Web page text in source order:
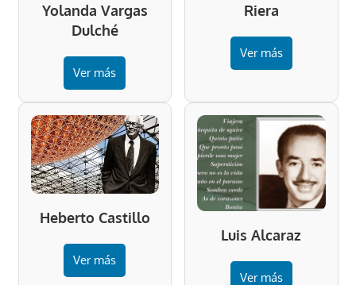
Yolanda Vargas
Dulché
Ver más
Riera
Ver más
Heberto Castillo
Ver más
Luis Alcaraz
Ver más